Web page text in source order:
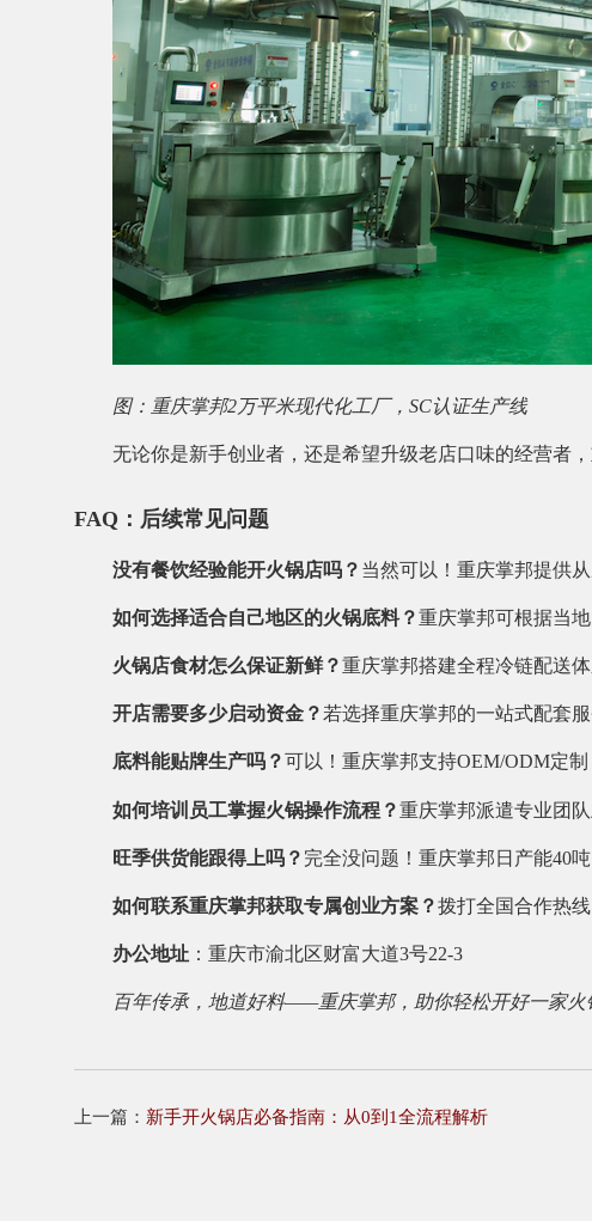
图：重庆掌邦2万平米现代化工厂，SC认证生产线
无论你是新手创业者，还是希望升级老店口味的经营者
FAQ：后续常见问题
没有餐饮经验能开火锅店吗？ 当然可以！重庆掌邦提供
如何选择适合自己地区的火锅底料？重庆掌邦可根据当
火锅店食材怎么保证新鲜？重庆掌邦搭建全程冷链配送
开店需要多少启动资金？ 若选择重庆掌邦的一站式配套
底料能贴牌生产吗？可以！重庆掌邦支持OEM/ODM定
如何培训员工掌握火锅操作流程？重庆掌邦派遣专业团
旺季供货能跟得上吗？ 完全没问题！重庆掌邦日产能40
如何联系重庆掌邦获取专属创业方案？拨打全国合作热线
办公地址 ：重庆市渝北区财富大道3号22-3
百年传承，地道好料——重庆掌邦，助你轻松开好一家火
上一篇： 新手开火锅店必备指南：从0到1全流程解析